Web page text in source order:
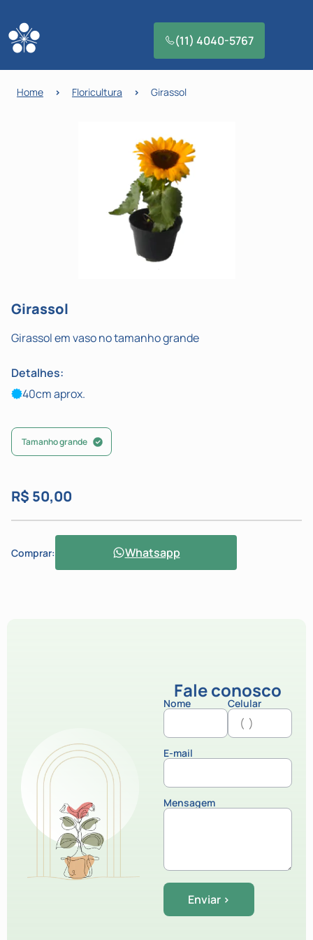
(11) 4040-5767
Home > Floricultura > Girassol
Girassol
Girassol em vaso no tamanho grande
Detalhes:
40cm aprox.
Tamanho grande
R$ 50,00
Comprar: Whatsapp
Fale conosco
Nome Celular
E-mail
Mensagem